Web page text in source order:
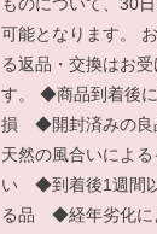
可能となります。
る返品・交換はお
す。 ◆商品到着後
損 ◆開封済みの
天然の風合いによ
い ◆到着後1週間
る品 ◆経年劣化に